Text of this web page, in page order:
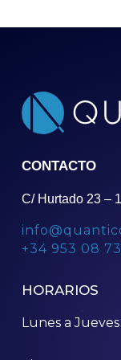
CONTACTO
C/ Hurtado 23 –
+34 953 08
HORARIOS
Lunes a